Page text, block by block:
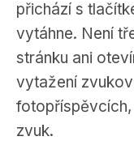
přichází s
vytáhne. Není
stránku ani
vytažení
zvuk.